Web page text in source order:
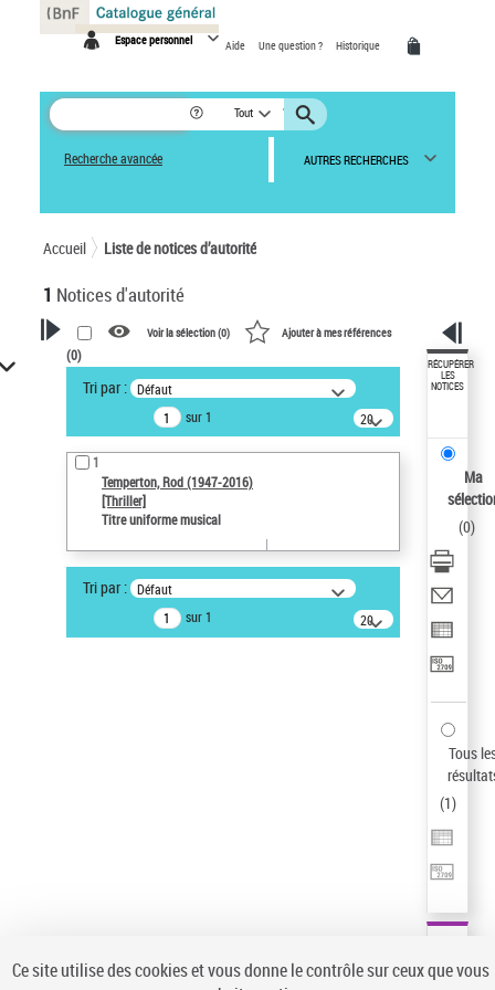
Espace personnel Aide Une question ? Historique
Tout
Recherche avancée AUTRES RECHERCHES
Accueil Liste de notices d’autorité
1 Notices d'autorité
VOTRE RECHERCHE
Recherche avancée dans les
notices d’autorité
Œuvres liées à l'auteur :
Temperton, Rod (1947-2016)
Auteur d’œuvre
Type de notice d'autorité
Voir la sélection (0) Ajouter à mes références
(0)
Tri par : Défaut
sur 1
20
résultats/page
1
Temperton, Rod (1947-2016)
[Thriller]
Titre uniforme musical
Tri par : Défaut
sur 1
20
résultats/page
RÉCUPÉRER
LES
NOTICES
Ma
(0)
Tous
(1)
Panneau de gestion des cookies
Ce site utilise des cookies et vous donne le contrôle sur ceux que vous